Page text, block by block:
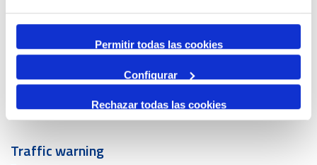
Permitir todas las cookies
Configurar
Rechazar todas las cookies
AWARD FOR RESEARCH
Traffic warning